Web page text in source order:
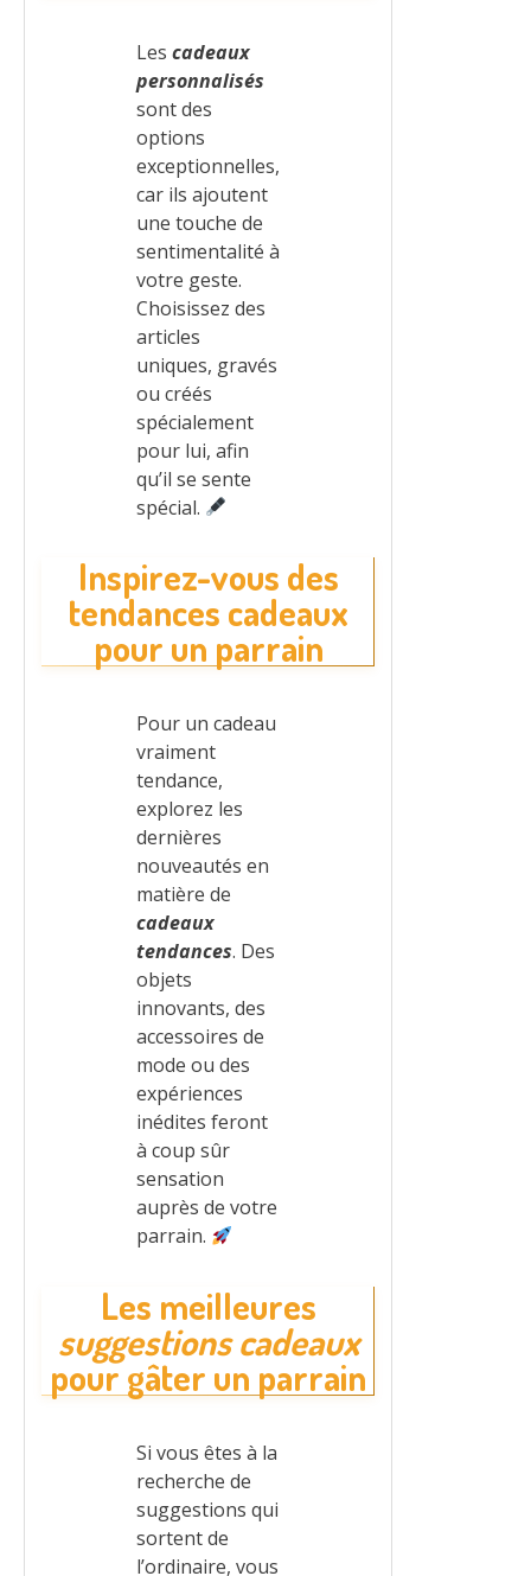
Les cadeaux
personnalisés
sont des
options
exceptionnelles,
car ils ajoutent
une touche de
sentimentalité à
votre geste.
Choisissez des
articles
uniques, gravés
ou créés
spécialement
pour lui, afin
qu’il se sente
spécial.
Inspirez-vous des
tendances cadeaux
pour un parrain
Pour un cadeau
vraiment
tendance,
explorez les
dernières
nouveautés en
matière de
cadeaux
tendances. Des
objets
innovants, des
accessoires de
mode ou des
expériences
inédites feront
à coup sûr
sensation
auprès de votre
parrain.
Les meilleures
suggestions cadeaux
pour gâter un parrain
Si vous êtes à la
recherche de
suggestions qui
sortent de
l’ordinaire, vous